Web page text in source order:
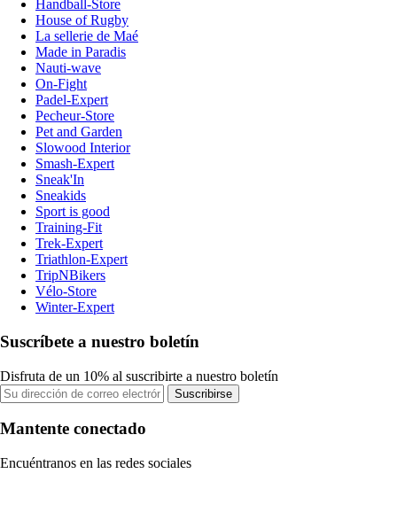
Handball-Store
House of Rugby
La sellerie de Maé
Made in Paradis
Nauti-wave
On-Fight
Padel-Expert
Pecheur-Store
Pet and Garden
Slowood Interior
Smash-Expert
Sneak'In
Sneakids
Sport is good
Training-Fit
Trek-Expert
Triathlon-Expert
TripNBikers
Vélo-Store
Winter-Expert
Suscríbete a nuestro boletín
Disfruta de un 10% al suscribirte a nuestro boletín
Suscribirse
Mantente conectado
Encuéntranos en las redes sociales